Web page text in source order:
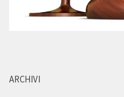
ARCHIVI